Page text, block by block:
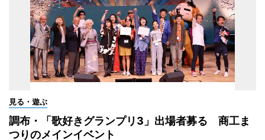
見る・遊ぶ
調布・「歌好きグランプリ3」出場者募る 商工ま
つりのメインイベント